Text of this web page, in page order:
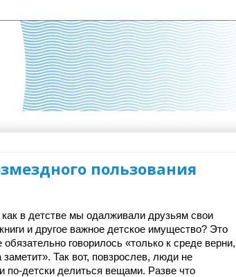
пользования
в детстве мы одалживали друзьям свои
и другое важное детское имущество? Это
обязательно говорилось «только к среде верни,
Так вот, повзрослев, люди не
по-детски делиться вещами. Разве что